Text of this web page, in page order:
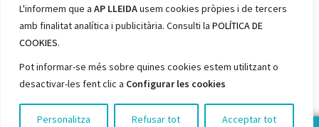
L'informem que a AP LLEIDAusem cookies pròpies i de tercers
amb finalitat analítica i publicitària. Consulti la POLÍTICA DE
COOKIES.
Pot informar-se més sobre quines cookies estem utilitzant o
desactivar-les fent clic a Configurar les cookies
Personalitza Refusar tot Acceptar tot
Membres: